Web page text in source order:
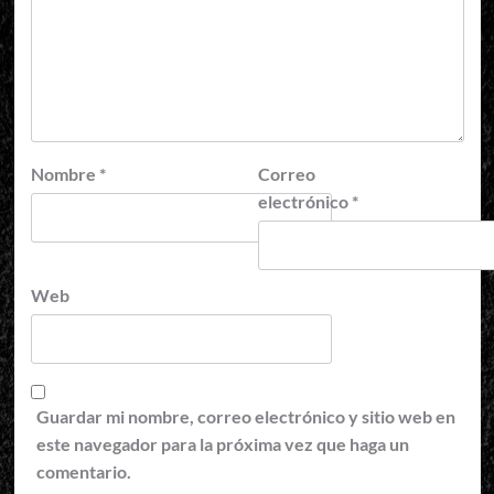
Nombre *
Correo
electrónico *
Web
Guardar mi nombre, correo electrónico y sitio web en
este navegador para la próxima vez que haga un
comentario.